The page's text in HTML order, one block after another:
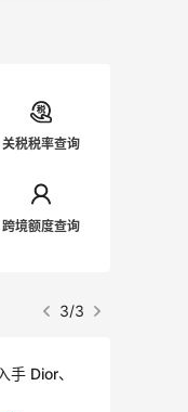
关税税率查询
跨境额度查询
3/3
Dior、